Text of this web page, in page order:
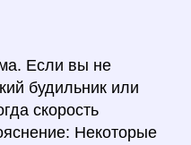
Если вы не
будильник или
скорость
Некоторые